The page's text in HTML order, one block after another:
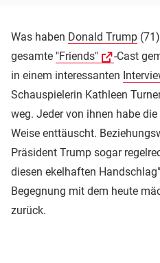
Was haben Donald Trump
gesamte "Friends"
-Cast
in einem interessanten
Schauspielerin Kathleen
weg. Jeder von ihnen habe
Weise enttäuscht.
Präsident Trump sogar
diesen ekelhaften
Begegnung mit dem heute
zurück.